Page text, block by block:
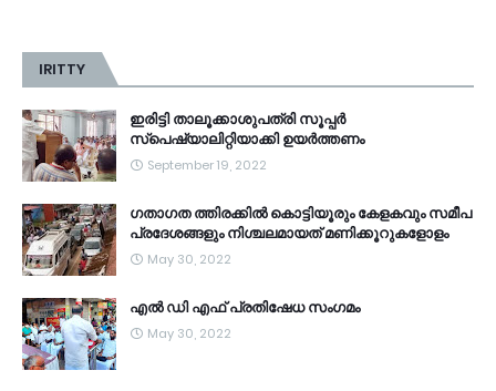
IRITTY
ഇരിട്ടി താലൂക്കാശുപത്രി സൂപ്പർ
സ്‌പെഷ്യാലിറ്റിയാക്കി ഉയർത്തണം
September 19, 2022
ഗതാഗത ത്തിരക്കിൽ കൊട്ടിയൂരും കേളകവും സമീപ
പ്രദേശങ്ങളും നിശ്ചലമായത് മണിക്കൂറുകളോളം
May 30, 2022
എൽ ഡി എഫ് പ്രതിഷേധ സംഗമം
May 30, 2022